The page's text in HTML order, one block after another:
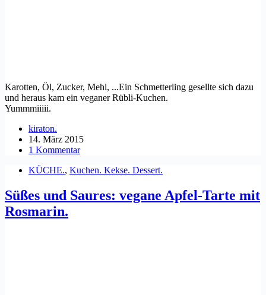
Karotten, Öl, Zucker, Mehl, ...Ein Schmetterling gesellte sich dazu
und heraus kam ein veganer Rübli-Kuchen.
Yummmiiiii.
kiraton.
14. März 2015
1 Kommentar
KÜCHE., Kuchen. Kekse. Dessert.
Süßes und Saures: vegane Apfel-Tarte mit
Rosmarin.